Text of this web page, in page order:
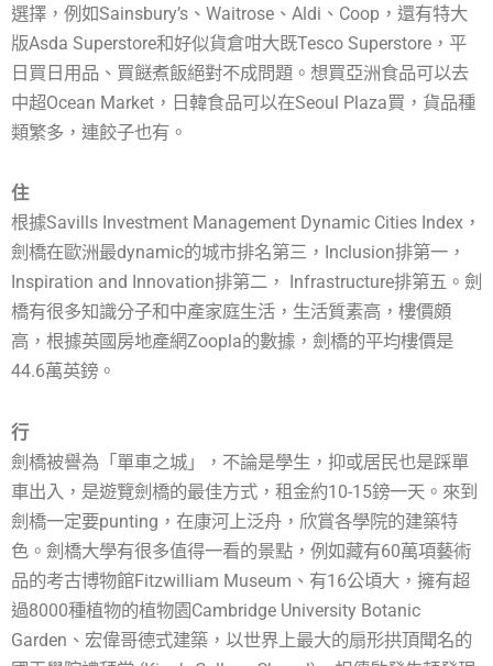
選擇，例如Sainsbury’s、Waitrose、Aldi、Coop，還有特大
版Asda Superstore和好似貨倉咁大既Tesco Superstore，平
日買日用品、買餸煮飯絕對不成問題。想買亞洲食品可以去
中超Ocean Market，日韓食品可以在Seoul Plaza買，貨品種
類繁多，連餃子也有。
住
根據Savills Investment Management Dynamic Cities Index，
劍橋在歐洲最dynamic的城市排名第三，Inclusion排第一，
Inspiration and Innovation排第二， Infrastructure排第五。劍
橋有很多知識分子和中產家庭生活，生活質素高，樓價頗
高，根據英國房地產網Zoopla的數據，劍橋的平均樓價是
44.6萬英鎊。
行
劍橋被譽為「單車之城」，不論是學生，抑或居民也是踩單
車出入，是遊覽劍橋的最佳方式，租金約10-15鎊一天。來到
劍橋一定要punting，在康河上泛舟，欣賞各學院的建築特
色。劍橋大學有很多值得一看的景點，例如藏有60萬項藝術
品的考古博物館Fitzwilliam Museum、有16公頃大，擁有超
過8000種植物的植物園Cambridge University Botanic
Garden、宏偉哥德式建築，以世界上最大的扇形拱頂聞名的